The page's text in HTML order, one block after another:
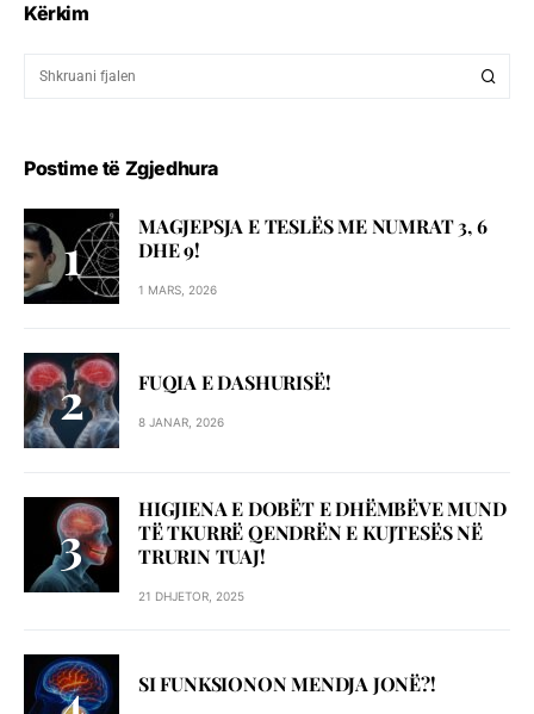
Kërkim
Postime të Zgjedhura
MAGJEPSJA E TESLËS ME NUMRAT 3, 6
DHE 9!
1 MARS, 2026
FUQIA E DASHURISË!
8 JANAR, 2026
HIGJIENA E DOBËT E DHËMBËVE MUND
TË TKURRË QENDRËN E KUJTESËS NË
TRURIN TUAJ!
21 DHJETOR, 2025
SI FUNKSIONON MENDJA JONË?!